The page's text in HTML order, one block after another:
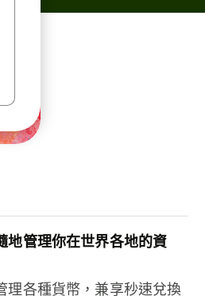
地管理你在世界各地的資
理各種貨幣，兼享秒速兌換